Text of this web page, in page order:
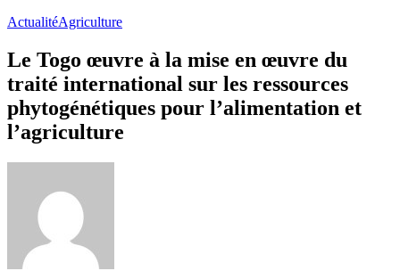
ActualitéAgriculture
Le Togo œuvre à la mise en œuvre du
traité international sur les ressources
phytogénétiques pour l’alimentation et
l’agriculture